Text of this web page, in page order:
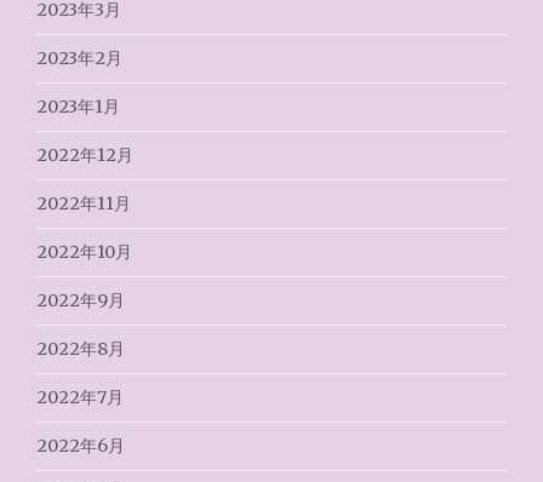
2023年3月
2023年2月
2023年1月
2022年12月
2022年11月
2022年10月
2022年9月
2022年8月
2022年7月
2022年6月